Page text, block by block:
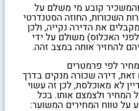
והמשכיר קובע מי משלם על
השכורות, החוזה הסטנדרטי
את הדירה נקייה, ולכן
האכלוס) משולם על ידי
להחזיר אותה במצב זהה.
מחיר לפי פרמטרים
זאת, דירה שכורה מנקים בדרך
לא מאוכלסת, לכן זה עשוי
המחיר ולצמצם אותו. בכל
על טווח המחירים המשוער: